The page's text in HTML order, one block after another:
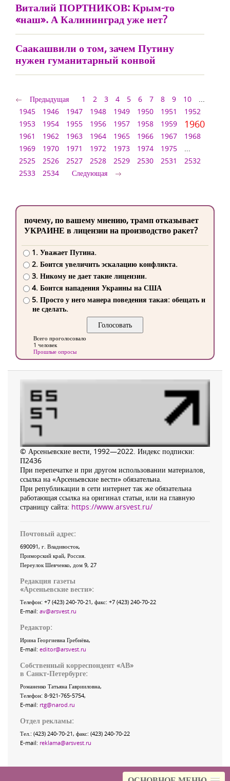
Виталий ПОРТНИКОВ: Крым-то
«наш». А Калининград уже нет?
Саакашвили о том, зачем Путину
нужен гуманитарный конвой
Предыдущая 1 2 3 4 5 6 7 8 9 10
...
1945
1946 1947 1948 1949 1950 1951
1952
1953
1954 1955 1956 1957 1958 1959 1960
1961 1962 1963 1964 1965 1966 1967
1968
1969
1970 1971 1972 1973 1974 1975
...
2525
2526 2527 2528 2529 2530 2531
2532
2533
2534 Следующая
почему, по вашему мнению, трамп отказывает
УКРАИНЕ в лицензии на производство ракет?
1. Уважает Путина.
2. Боится увеличить эскалацию конфликта.
3. Никому не дает такие лицензии.
4. Боится нападения Украины на США
5. Просто у него манера поведения такая: обещать и
не сделать.
Всего проголосовало
1 человек
Прошлые опросы
© Арсеньевские вести, 1992—2022. Индекс подписки:
П2436
При перепечатке и при другом использовании материалов,
ссылка на «Арсеньевские вести» обязательна.
При републикации в сети интернет так же обязательна
работающая ссылка на оригинал статьи, или на главную
страницу сайта: https://www.arsvest.ru/
Почтовый адрес:
690091, г. Владивосток,
Приморский край, Россия
Переулок Шевченко, дом 9, 27
Редакция газеты
«Арсеньевские вести»:
Телефон: +7 (423) 240-70-21, факс: +7 (423) 240-70-22
E-mail: av@arsvest.ru
Редактор:
Ирина Георгиевна Гребнёва,
E-mail: editor@arsvest.ru
Собственный корреспондент «АВ»
в Санкт-Петербурге:
Романенко Татьяна Гаврииловна,
Телефон: 8-921-765-5754,
E-mail: rtg@narod.ru
Отдел рекламы:
Тел.: (423) 240-70-21, факс: (423) 240-70-22
E-mail: reklama@arsvest.ru